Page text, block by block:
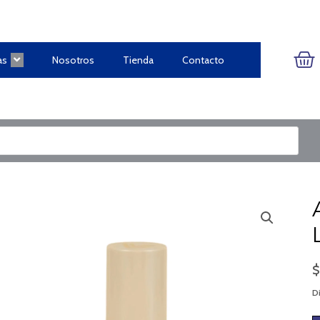
Nosotros Tienda Contacto
$